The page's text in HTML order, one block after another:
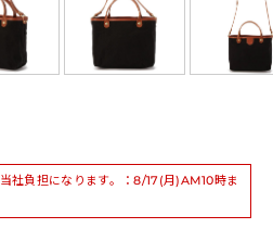
社負担になります。：8/17(月)AM10時ま